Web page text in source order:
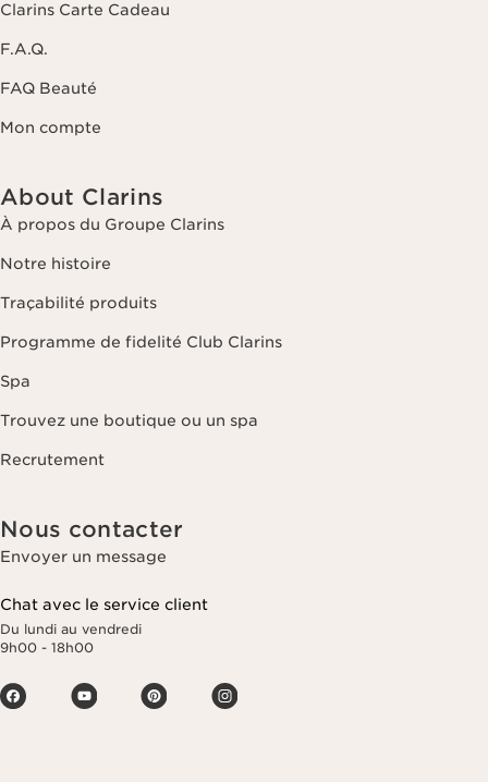
Clarins Carte Cadeau
F.A.Q.
FAQ Beauté
Mon compte
About Clarins
À propos du Groupe Clarins
Notre histoire
Traçabilité produits
Programme de fidelité Club Clarins
Spa
Trouvez une boutique ou un spa
Recrutement
Nous contacter
Envoyer un message
Chat avec le service client
Du lundi au vendredi
9h00 - 18h00